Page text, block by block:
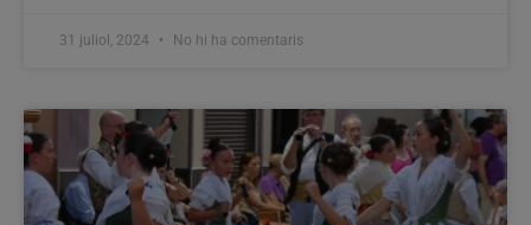
31 juliol, 2024 No hi ha comentaris